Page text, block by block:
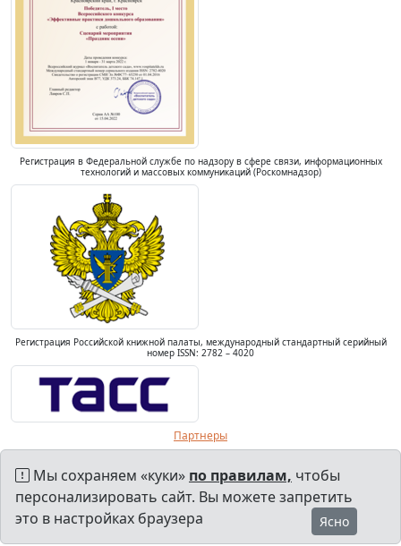
Регистрация в Федеральной службе по надзору в сфере связи, информационных
технологий и массовых коммуникаций (Роскомнадзор)
Регистрация Российской книжной палаты, международный стандартный серийный
номер ISSN: 2782 – 4020
Партнеры
Мы сохраняем «куки» по правилам, чтобы
персонализировать сайт. Вы можете запретить
это в настройках браузера
Ясно